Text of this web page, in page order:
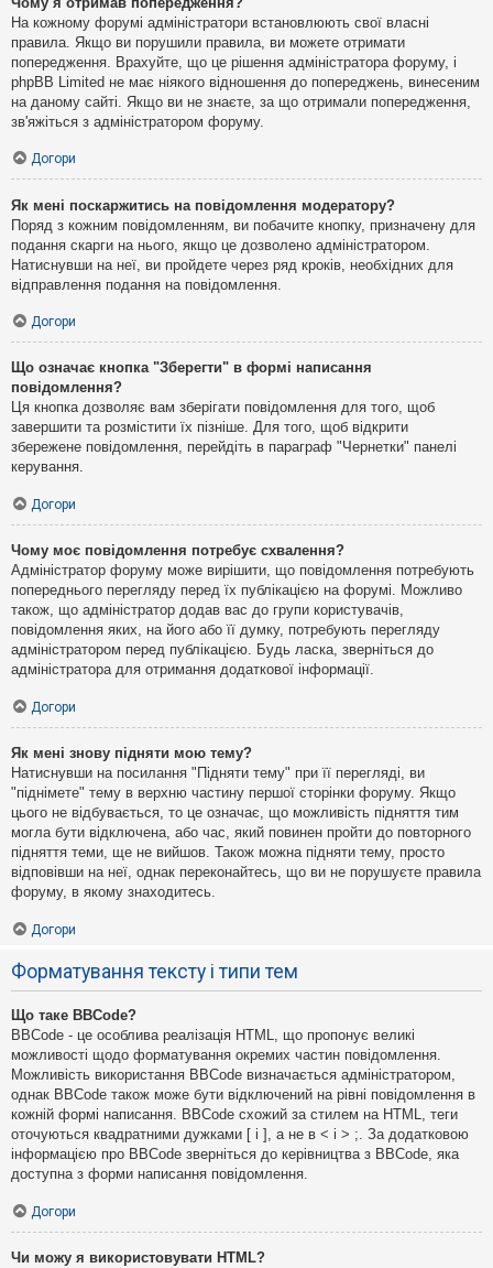
На кожному форумі адміністратори встановлюють свої власні
правила. Якщо ви порушили правила, ви можете отримати
попередження. Врахуйте, що це рішення адміністратора форуму, і
phpBB Limited не має ніякого відношення до попереджень, винесеним
на даному сайті. Якщо ви не знаєте, за що отримали попередження,
зв'яжіться з адміністратором форуму.
Догори
Як мені поскаржитись на повідомлення модератору?
Поряд з кожним повідомленням, ви побачите кнопку, призначену для
подання скарги на нього, якщо це дозволено адміністратором.
Натиснувши на неї, ви пройдете через ряд кроків, необхідних для
відправлення подання на повідомлення.
Догори
Що означає кнопка "Зберегти" в формі написання
повідомлення?
Ця кнопка дозволяє вам зберігати повідомлення для того, щоб
завершити та розмістити їх пізніше. Для того, щоб відкрити
збережене повідомлення, перейдіть в параграф "Чернетки" панелі
керування.
Догори
Чому моє повідомлення потребує схвалення?
Адміністратор форуму може вирішити, що повідомлення потребують
попереднього перегляду перед їх публікацією на форумі. Можливо
також, що адміністратор додав вас до групи користувачів,
повідомлення яких, на його або її думку, потребують перегляду
адміністратором перед публікацією. Будь ласка, зверніться до
адміністратора для отримання додаткової інформації.
Догори
Як мені знову підняти мою тему?
Натиснувши на посилання "Підняти тему" при її перегляді, ви
"піднімете" тему в верхню частину першої сторінки форуму. Якщо
цього не відбувається, то це означає, що можливість підняття тим
могла бути відключена, або час, який повинен пройти до повторного
підняття теми, ще не вийшов. Також можна підняти тему, просто
відповівши на неї, однак переконайтесь, що ви не порушуєте правила
форуму, в якому знаходитесь.
Догори
Форматування тексту і типи тем
Що таке BBCode?
BBCode - це особлива реалізація HTML, що пропонує великі
можливості щодо форматування окремих частин повідомлення.
Можливість використання BBCode визначається адміністратором,
однак BBCode також може бути відключений на рівні повідомлення в
кожній формі написання. BBCode схожий за стилем на HTML, теги
оточуються квадратними дужками [ і ], а не в < і > ;. За додатковою
інформацією про BBCode зверніться до керівництва з BBCode, яка
доступна з форми написання повідомлення.
Догори
Чи можу я використовувати HTML?